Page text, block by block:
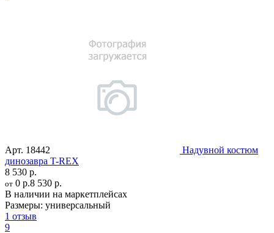
Арт. 18442
Надувной костюм
динозавра T-REX
8 530 р.
от 0 р.8 530 р.
В наличии на маркетплейсах
Размеры: универсальный
1 отзыв
9